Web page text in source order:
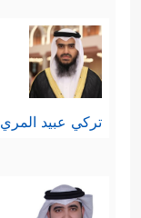
تركي عبيد المري